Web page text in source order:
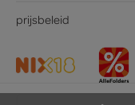
prijsbeleid